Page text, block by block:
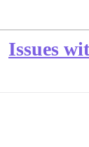
Issues